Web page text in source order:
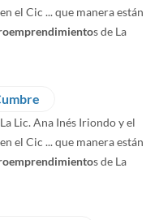
el Cic ... que manera están
s de La
Lic. Ana Inés Iriondo y el
el Cic ... que manera están
s de La